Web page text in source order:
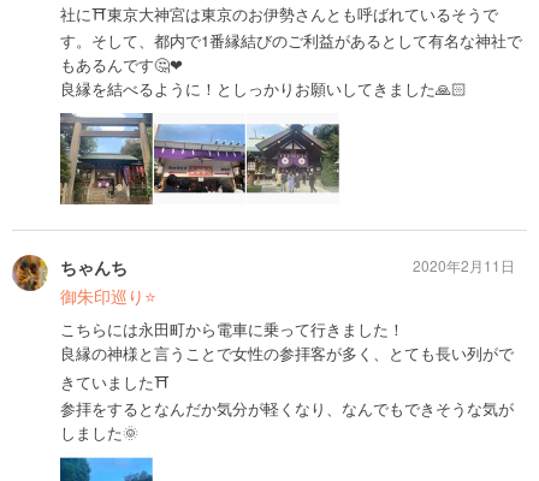
社に⛩東京大神宮は東京のお伊勢さんとも呼ばれているそうで
す。そして、都内で1番縁結びのご利益があるとして有名な神社で
もあるんです🤔❤︎
良縁を結べるように！としっかりお願いしてきました🙏🏻
ちゃんち
御朱印巡り⭐️
こちらには永田町から電車に乗って行きました！
良縁の神様と言うことで女性の参拝客が多く、とても長い列がで
きていました⛩
参拝をするとなんだか気分が軽くなり、なんでもできそうな気が
しました🌞
2020年2月11日